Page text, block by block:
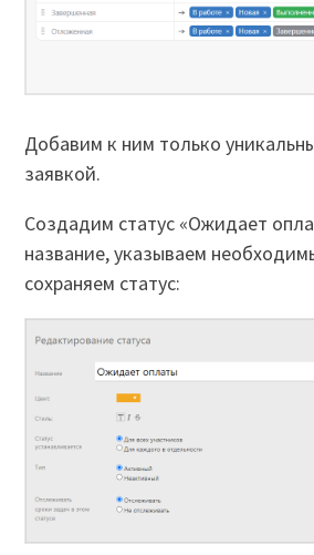
Добавим к ним только
заявкой.
Создадим статус «Ожидает
название, указываем
сохраняем статус: